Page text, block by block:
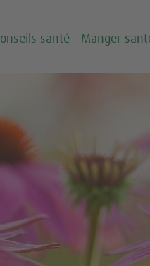
santé Manger